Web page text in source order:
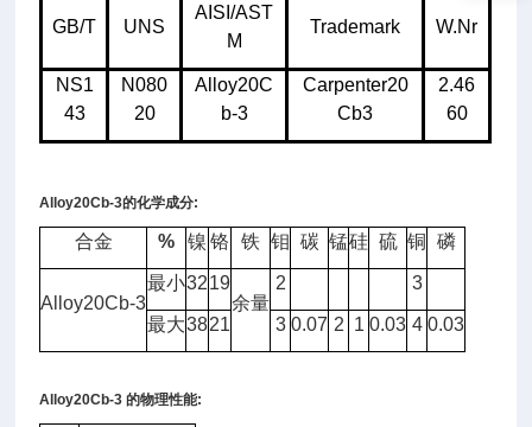
GB/T UNS
AISI/AST
M
Trademark W.Nr
NS1
43
N080
20
Alloy20C
b-3
Carpenter20
Cb3
2.46
60
Alloy20Cb-3的化学成分:
合金 % 镍 铬 铁 钼 碳 锰硅 硫 铜 磷
Alloy20Cb-3
最小3219
余量
2 3
最大3821 3 0.07 2 1 0.03 4 0.03
Alloy20Cb-3的物理性能: